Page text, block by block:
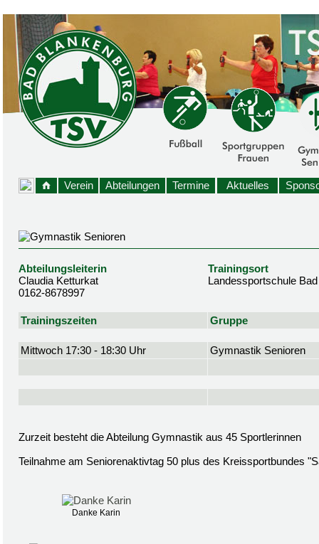
Verein Abteilungen Termine Aktuelles
Abteilungsleiterin
Claudia Ketturkat
0162-8678997
Trainingsort
Landessportschule
Trainingszeiten Gruppe
Mittwoch 17:30 - 18:30 Uhr Gymnastik Senioren
Zurzeit besteht die Abteilung Gymnastik aus 45 Sportlerinnen
Teilnahme am Seniorenaktivtag 50 plus des Kreissportbundes
Danke Karin